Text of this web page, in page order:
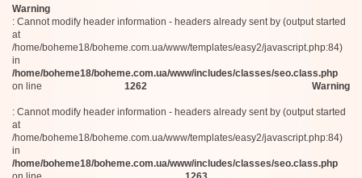
Warning
: Cannot modify header information - headers already sent by (output started
at
/home/boheme18/boheme.com.ua/www/templates/easy2/javascript.php:84)
in
/home/boheme18/boheme.com.ua/www/includes/classes/seo.class.php
on line
1262 Warning
: Cannot modify header information - headers already sent by (output started
at
/home/boheme18/boheme.com.ua/www/templates/easy2/javascript.php:84)
in
/home/boheme18/boheme.com.ua/www/includes/classes/seo.class.php